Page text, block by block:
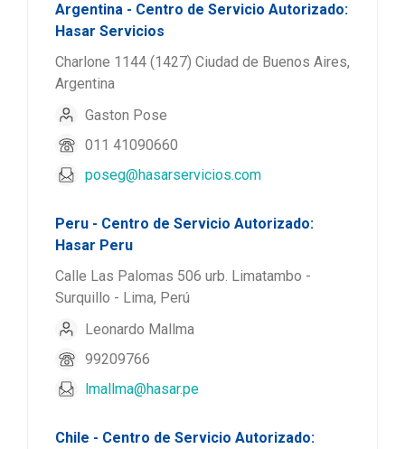
Argentina - Centro de Servicio Autorizado:
Hasar Servicios
Charlone 1144 (1427) Ciudad de Buenos Aires,
Argentina
Gaston Pose
011 41090660
poseg@hasarservicios.com
Peru - Centro de Servicio Autorizado:
Hasar Peru
Calle Las Palomas 506 urb. Limatambo -
Surquillo - Lima, Perú
Leonardo Mallma
99209766
lmallma@hasar.pe
Chile - Centro de Servicio Autorizado: